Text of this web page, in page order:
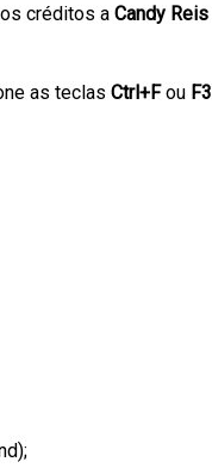
créditos a Candy Reis
as teclas Ctrl+Fou F3